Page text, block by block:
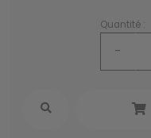
Quantité :
-